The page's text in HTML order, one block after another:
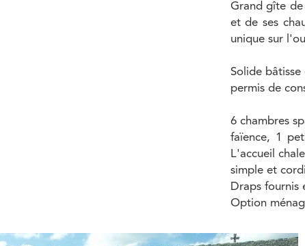
443€
Grand gîte
et de ses
unique sur
Solide
permis de
6 chambres
faïence, 1
L'accueil
simple et
Draps fournis
Option